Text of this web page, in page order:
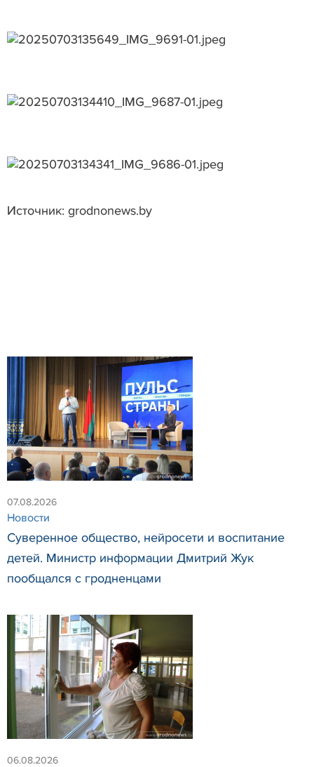
Источник: grodnonews.by
07.08.2026
Новости
Суверенное общество, нейросети и воспитание
детей. Министр информации Дмитрий Жук
пообщался с гродненцами
06.08.2026